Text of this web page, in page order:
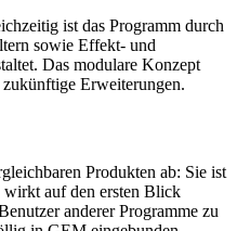
ist das Programm durch
sowie Effekt- und
Das modulare Konzept
Erweiterungen.
Produkten ab: Sie ist
auf den ersten Blick
anderer Programme zu